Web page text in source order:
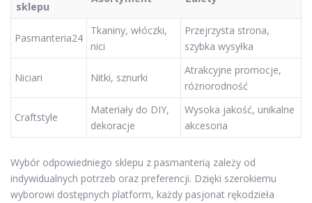
sklepu
Pasmanteria24
Tkaniny, włóczki,
nici
Przejrzysta strona,
szybka wysyłka
Niciari Nitki, sznurki
Atrakcyjne promocje,
różnorodność
Craftstyle
Materiały do DIY,
dekoracje
Wysoka jakość, unikalne
akcesoria
Wybór odpowiedniego sklepu z pasmanterią zależy od
indywidualnych potrzeb oraz preferencji. Dzięki szerokiemu
wyborowi dostępnych platform, każdy pasjonat rękodzieła